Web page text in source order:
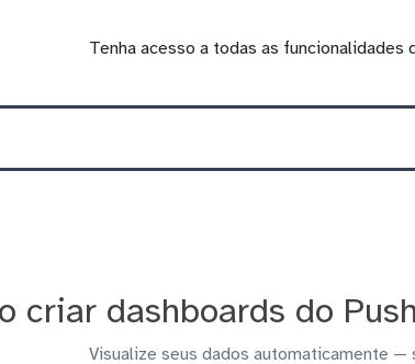
Tenha acesso a todas as
criar dashboards do
Visualize seus dados automaticamente —